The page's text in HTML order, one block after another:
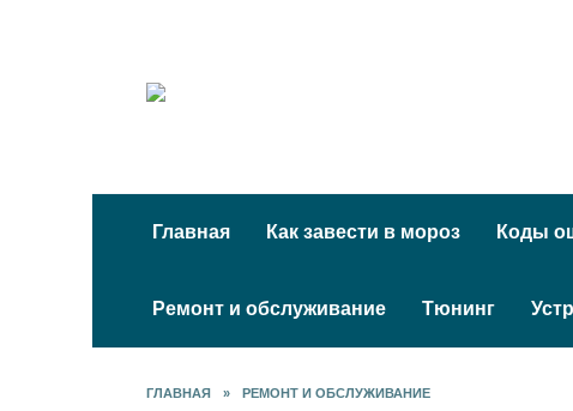
Главная Как завести в мороз Коды
Ремонт и обслуживание Тюнинг
ГЛАВНАЯ » РЕМОНТ И ОБСЛУЖИВАНИЕ